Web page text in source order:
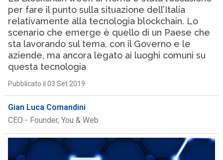
per fare il punto sulla situazione dell’Italia
relativamente alla tecnologia blockchain. Lo
scenario che emerge è quello di un Paese che
sta lavorando sul tema, con il Governo e le
aziende, ma ancora legato ai luoghi comuni su
questa tecnologia
Pubblicato il 03 Set 2019
Gian Luca Comandini
CEO - Founder, You & Web